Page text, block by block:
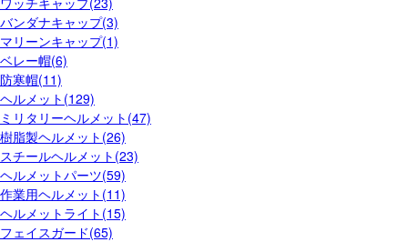
バンダナキャップ(3)
マリーンキャップ(1)
ベレー帽(6)
防寒帽(11)
ヘルメット(129)
ミリタリーヘルメット(47)
樹脂製ヘルメット(26)
スチールヘルメット(23)
ヘルメットパーツ(59)
作業用ヘルメット(11)
ヘルメットライト(15)
フェイスガード(65)